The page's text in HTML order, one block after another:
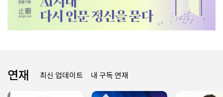
연재 최신 업데이트 내 구독 연재